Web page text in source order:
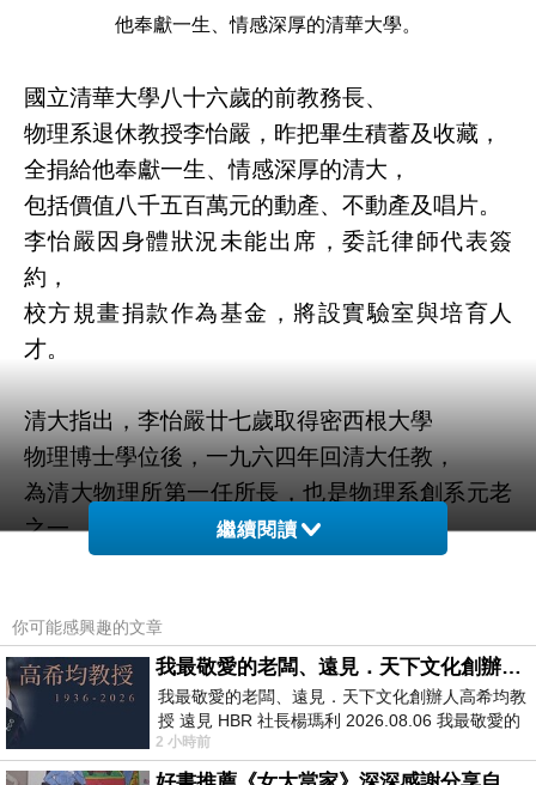
他奉獻一生、情感深厚的清華大學。
國立清華大學八十六歲的前教務長、
物理系退休教授李怡嚴，昨把畢生積蓄及收藏，
全捐給他奉獻一生、情感深厚的清大，
包括價值八千五百萬元的動產、不動產及唱片。
李怡嚴因身體狀況未能出席，委託律師代表簽
約，
校方規畫捐款作為基金，將設實驗室與培育人
才。
清大指出，李怡嚴廿七歲取得密西根大學
物理博士學位後，一九六四年回清大任教，
為清大物理所第一任所長，也是物理系創系元老
之一。
席，
但許多教授好友、學生都受邀參加。
七十一級物理系校友、中研院物理所研究員
胡進錕是李教授最早期的博士生之一，
他形容李怡嚴對台灣科學教育與發展貢獻良多。
繼續閱讀
你可能感興趣的文章
我最敬愛的老闆、遠見．天下文化創辦人高希均教授
我最敬愛的老闆、遠見．天下文化創辦人高希均教
授 遠見 HBR 社長楊瑪利 2026.08.06 我最敬愛的
老闆、遠見．天下文化創辦人高希均教
2 小時前